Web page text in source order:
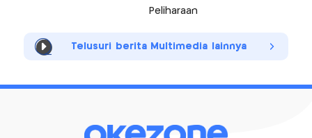
Peliharaan
Telusuri berita Multimedia lainnya